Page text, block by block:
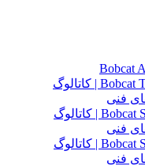
مینی لودر بابکت Bobcat T320 | کاتالوگ
فنی
مینی لودر بابکت Bobcat S185 | کاتالوگ
فنی
مینی لودر بابکت Bobcat S130 | کاتالوگ
فنی